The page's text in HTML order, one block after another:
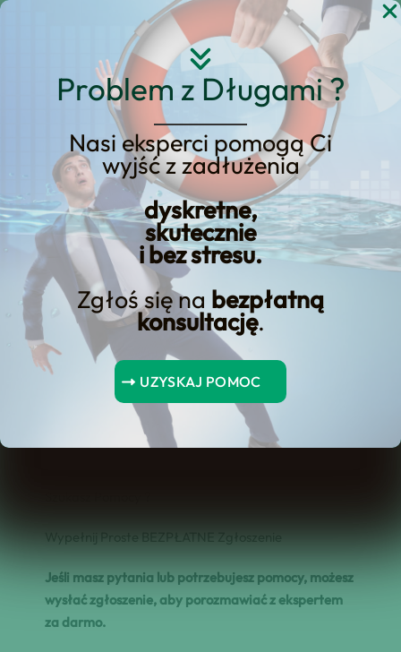
Problem z Długami ?
Nasi eksperci pomogą Ci
wyjść z zadłużenia
dyskretne,
skutecznie
i bez stresu.
Zgłoś się na bezpłatną
konsultację.
UZYSKAJ POMOC
Przejdź
SKONTAKTUJ SIĘ
Skontaktuj się z nami już teraz
Wypełnij Proste BEZPŁATNE Zgłoszenie
Jeśli masz pytania lub potrzebujesz pomocy, możesz
wysłać zgłoszenie, aby porozmawiać z ekspertem
za darmo.